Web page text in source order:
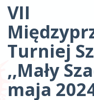
VII
Turniej
,,Mały
maja